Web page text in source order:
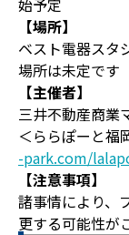
始予定
【場所】
ベスト電器ス
場所は未定です
【主催者】
三井不動産商業
＜ららぽーと福
-park.com/
【注意事項】
諸事情により、
更する可能性が